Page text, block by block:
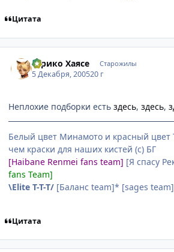
Цитата
Юрико Хаясе Старожилы
5 Декабря, 200520 г
Неплохие подборки есть здесь, здесь,
Белый цвет Минамото и красный цвет
чем краски для наших кистей (с) БГ
[Haibane Renmei fans team] [Я спасу
fans Team]
\Elite T-T-T/ [Баланс team]* [sages team]
Цитата